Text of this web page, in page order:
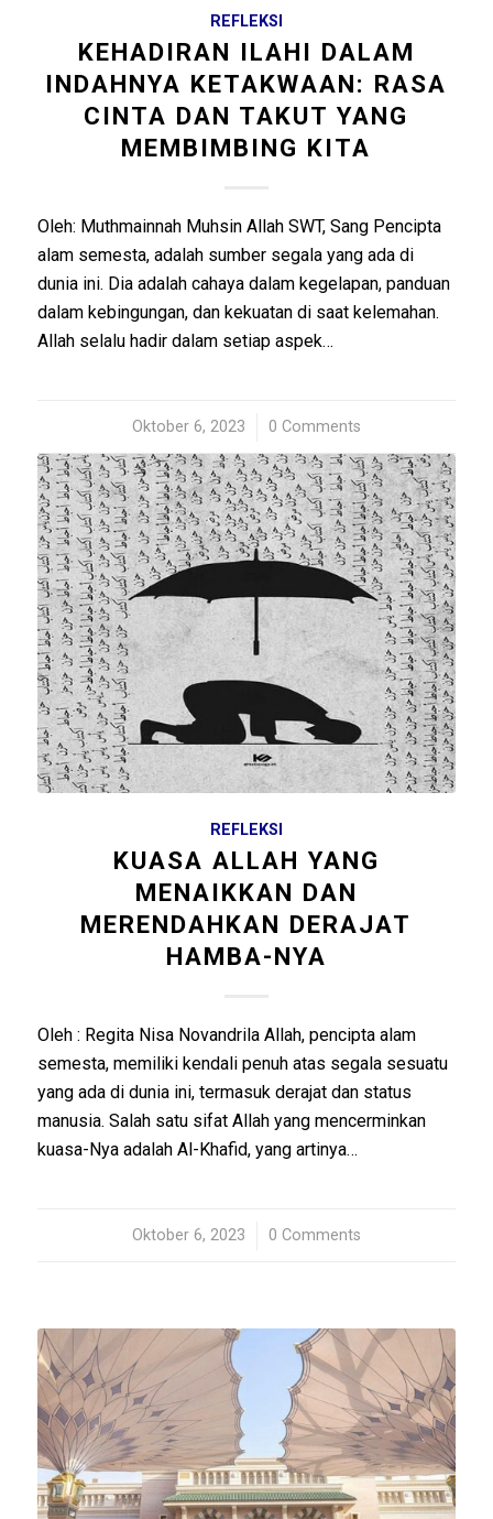
REFLEKSI
KEHADIRAN ILAHI DALAM
INDAHNYA KETAKWAAN: RASA
CINTA DAN TAKUT YANG
MEMBIMBING KITA
Oleh: Muthmainnah Muhsin Allah SWT, Sang Pencipta
alam semesta, adalah sumber segala yang ada di
dunia ini. Dia adalah cahaya dalam kegelapan, panduan
dalam kebingungan, dan kekuatan di saat kelemahan.
Allah selalu hadir dalam setiap aspek…
Oktober 6, 2023
/ 0 Comments
REFLEKSI
KUASA ALLAH YANG
MENAIKKAN DAN
MERENDAHKAN DERAJAT
HAMBA-NYA
Oleh : Regita Nisa Novandrila Allah, pencipta alam
semesta, memiliki kendali penuh atas segala sesuatu
yang ada di dunia ini, termasuk derajat dan status
manusia. Salah satu sifat Allah yang mencerminkan
kuasa-Nya adalah Al-Khafid, yang artinya…
Oktober 6, 2023
/ 0 Comments